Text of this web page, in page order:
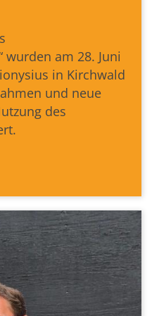
wurden am 28. Juni
in Kirchwald
und neue
des